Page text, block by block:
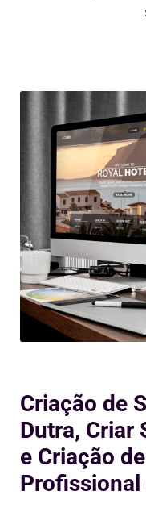
Criação de
Dutra, Criar
e Criação
Profissional